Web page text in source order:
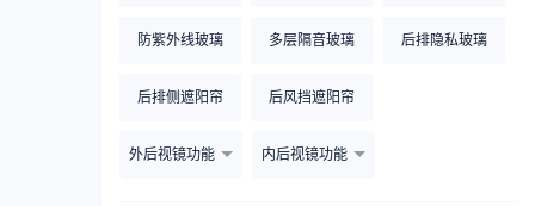
防紫外线玻璃 多层隔音玻璃 后排隐私玻璃
后排侧遮阳帘 后风挡遮阳帘
外后视镜功能 内后视镜功能